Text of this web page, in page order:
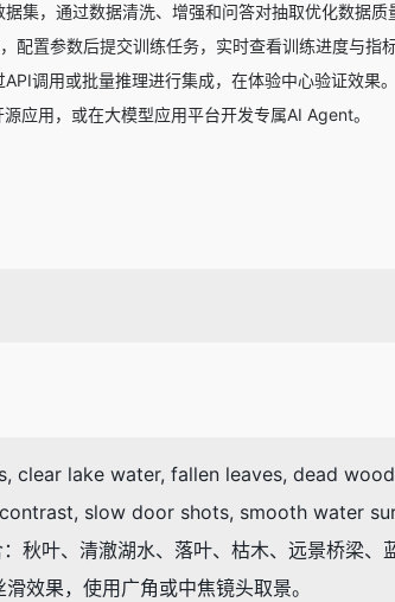
集，通过数据清洗、增强和问答对抽取优化数据质
配置参数后提交训练任务，实时查看训练进度与指标
调用或批量推理进行集成，在体验中心验证效果。
应用，或在大模型应用平台开发专属AI Agent。
clear lake water, fallen leaves, dead
slow door shots, smooth water
秋叶、清澈湖水、落叶、枯木、远景桥梁
效果，使用广角或中焦镜头取景。